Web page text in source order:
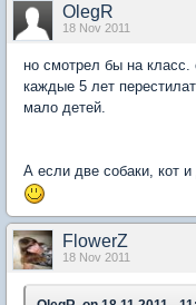
OlegR
18 Nov 2011
но смотрел бы на класс.
каждые 5 лет
мало детей.
А если две собаки, кот
FlowerZ
18 Nov 2011